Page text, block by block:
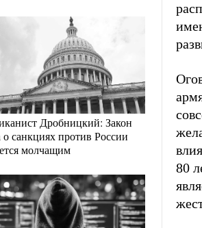
Дробницкий: Закон
о санкциях против России
молчащим
80